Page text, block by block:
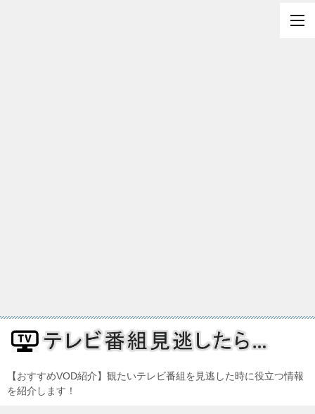
【おすすめVOD紹介】観たいテレビ番組を見逃した時に役立つ情報
を紹介します！